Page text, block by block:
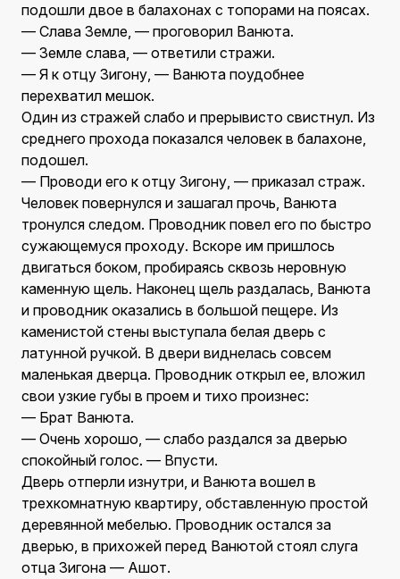
подошли двое в балахонах с топорами на поясах.
— Слава Земле, — проговорил Ванюта.
— Земле слава, — ответили стражи.
— Я к отцу Зигону, — Ванюта поудобнее
перехватил мешок.
Один из стражей слабо и прерывисто свистнул. Из
среднего прохода показался человек в балахоне,
подошел.
— Проводи его к отцу Зигону, — приказал страж.
Человек повернулся и зашагал прочь, Ванюта
тронулся следом. Проводник повел его по быстро
сужающемуся проходу. Вскоре им пришлось
двигаться боком, пробираясь сквозь неровную
каменную щель. Наконец щель раздалась, Ванюта
и проводник оказались в большой пещере. Из
каменистой стены выступала белая дверь с
латунной ручкой. В двери виднелась совсем
маленькая дверца. Проводник открыл ее, вложил
свои узкие губы в проем и тихо произнес:
— Брат Ванюта.
— Очень хорошо, — слабо раздался за дверью
спокойный голос. — Впусти.
Дверь отперли изнутри, и Ванюта вошел в
трехкомнатную квартиру, обставленную простой
деревянной мебелью. Проводник остался за
дверью, в прихожей перед Ванютой стоял слуга
отца Зигона — Ашот.